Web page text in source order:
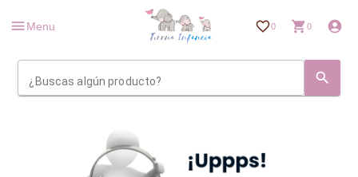
Menu 0 0
¿Buscas algún producto?